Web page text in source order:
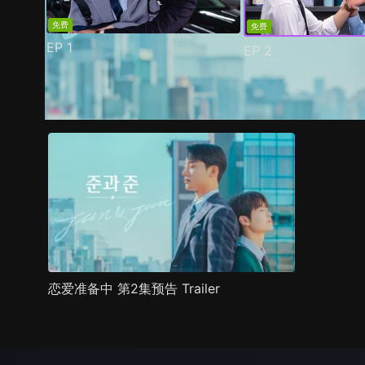
免费
EP 1
免费
EP 2
预告 剧照 推荐影片 剧情介绍
恋爱准备中 第2集预告 Trailer